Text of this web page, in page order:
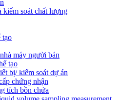
soát chất lượng
tạo
máy người bán
tạo
bị/ kiểm soát dự án
chứng nhận
tích bồn chứa